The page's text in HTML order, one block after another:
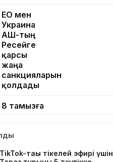
ЕО мен
Украина
АҚШ-тың
Ресейге
қарсы
жаңа
санкцияларын
қолдады
8 тамызға
болжамы
Полиция
TikTok-тағы тікелей эфирі үшін